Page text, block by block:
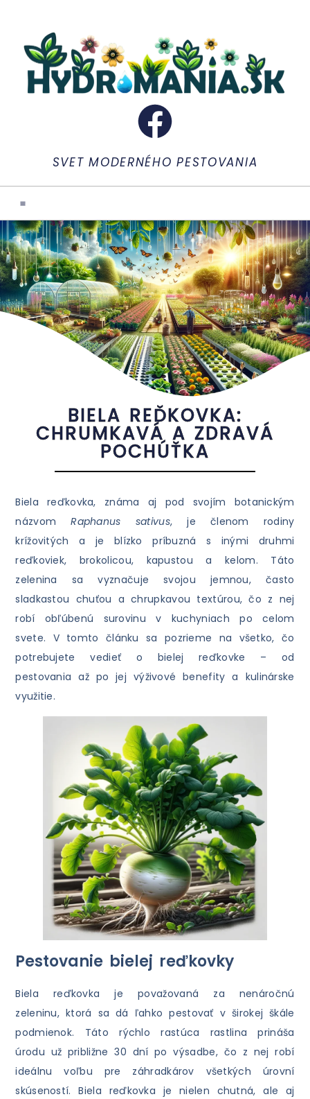
SVET MODERNÉHO PESTOVANIA
BIELA REĎKOVKA:
CHRUMKAVÁ A ZDRAVÁ
POCHÚŤKA
Biela reďkovka, známa aj pod svojím botanickým
názvomRaphanus sativus, je členom rodiny
krížovitých a je blízko príbuzná s inými druhmi
reďkoviek, brokolicou, kapustou a kelom. Táto
zelenina sa vyznačuje svojou jemnou, často
sladkastou chuťou a chrupkavou textúrou, čo z nej
robí obľúbenú surovinu v kuchyniach po celom
svete. V tomto článku sa pozrieme na všetko, čo
potrebujete vedieť o bielej reďkovke – od
pestovania až po jej výživové benefity a kulinárske
využitie.
Pestovanie bielej reďkovky
Biela reďkovka je považovaná za nenáročnú
zeleninu, ktorá sa dá ľahko pestovať v širokej škále
podmienok. Táto rýchlo rastúca rastlina prináša
úrodu už približne 30 dní po výsadbe, čo z nej robí
ideálnu voľbu pre záhradkárov všetkých úrovní
skúseností. Biela reďkovka je nielen chutná, ale aj